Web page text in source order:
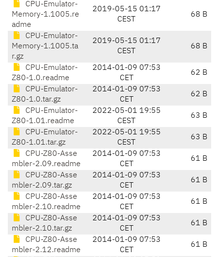
CPU-Emulator-
Memory-1.1005.re
adme
2019-05-15 01:17
CEST
68 B
CPU-Emulator-
Memory-1.1005.ta
r.gz
2019-05-15 01:17
CEST
68 B
CPU-Emulator-
Z80-1.0.readme
2014-01-09 07:53
CET
62 B
CPU-Emulator-
Z80-1.0.tar.gz
2014-01-09 07:53
CET
62 B
CPU-Emulator-
Z80-1.01.readme
2022-05-01 19:55
CEST
63 B
CPU-Emulator-
Z80-1.01.tar.gz
2022-05-01 19:55
CEST
63 B
CPU-Z80-Asse
mbler-2.09.readme
2014-01-09 07:53
CET
61 B
CPU-Z80-Asse
mbler-2.09.tar.gz
2014-01-09 07:53
CET
61 B
CPU-Z80-Asse
mbler-2.10.readme
2014-01-09 07:53
CET
61 B
CPU-Z80-Asse
mbler-2.10.tar.gz
2014-01-09 07:53
CET
61 B
CPU-Z80-Asse
mbler-2.12.readme
2014-01-09 07:53
CET
61 B